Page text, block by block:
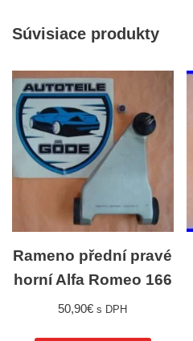
Súvisiace produkty
Rameno přední pravé
horní Alfa Romeo 166
50,90€ s DPH